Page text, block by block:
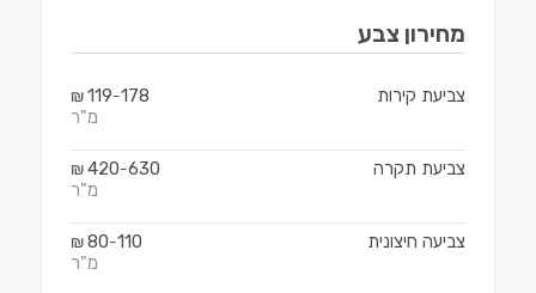
מחירון צבע
צביעת קירות 119-178
₪
מ"ר
צביעת תקרה 420-630
₪
מ"ר
צביעה חיצונית 80-110
₪
מ"ר